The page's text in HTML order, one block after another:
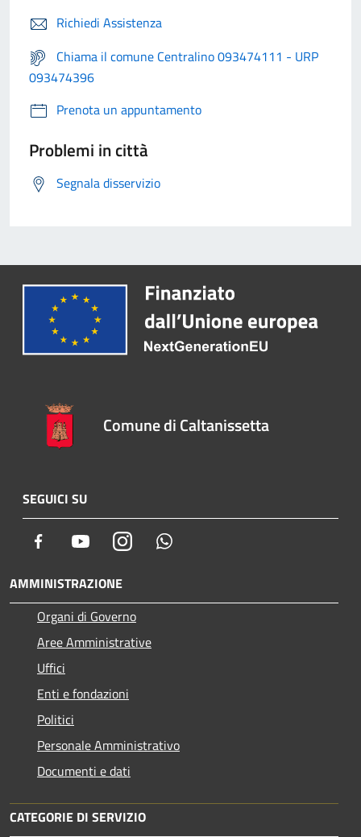
Richiedi Assistenza
Chiama il comune Centralino 093474111 - URP
093474396
Prenota un appuntamento
Problemi in città
Segnala disservizio
Comune di Caltanissetta
SEGUICI SU
Facebook YoutubeInstagram
AMMINISTRAZIONE
Organi di Governo
Aree Amministrative
Uffici
Enti e fondazioni
Politici
Personale Amministrativo
Documenti e dati
CATEGORIE DI SERVIZIO